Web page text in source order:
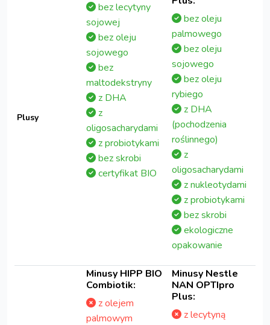
Plusy
bez lecytyny
sojowej
bez oleju
sojowego
bez
maltodekstryny
z DHA
z
oligosacharydami
z probiotykami
bez skrobi
certyfikat BIO
bez oleju
palmowego
bez oleju
sojowego
bez oleju
rybiego
z DHA
(pochodzenia
roślinnego)
z
oligosacharydami
z nukleotydami
z probiotykami
bez skrobi
ekologiczne
opakowanie
Minusy HIPP BIO
Combiotik:
z olejem
palmowym
Minusy Nestle
NAN OPTIpro
Plus:
z lecytyną